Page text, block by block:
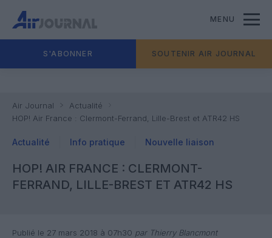
MENU
S'ABONNER SOUTENIR AIR JOURNAL
Air Journal
Actualité
HOP! Air France : Clermont-Ferrand, Lille-Brest et ATR42 HS
Actualité Info pratique Nouvelle liaison
HOP! AIR FRANCE : CLERMONT-
FERRAND, LILLE-BREST ET ATR42 HS
Publié le 27 mars 2018 à 07h30 par Thierry Blancmont